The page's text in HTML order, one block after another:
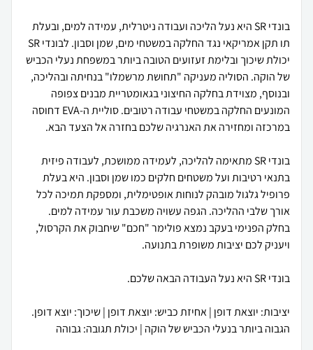
בונדי SR היא נעל הליכה ועבודה ניטרלית, עמידה למים, ובעלת
תו תקן אמריקאי נגד החלקה במשטחי מים, שמן וסבון. לבונדי SR
יכולת שיכוך ובלימת זעזועים הטובה ביותר במשפחת נעלי הכביש
של הוקה. הסוליה מעניקה "תחושת מרשמלו" בנחיתה ובהליכה,
ובנוסף, מצוידת בחלקה החיצוני בגאומטריית מבנים צפופה
המונעים החלקה במשטחי עבודה רטובים. סוליית ה-EVA דחוסה
במרכזה ומחזירה את האנרגיה שלכם בחזרה אל הצעד הבא.
בונדי SR מתאימה להליכה, לעמידה ממושכת, לעבודה פיזית
בתנאי רטיבות ועל משטחים חלקים כמו שמן וסבון. היא בעלת
פרופיל גלגול מובהק לנוחות אופטימלית, ומספקת תמיכה לכל
אורך שלבי ההליכה. הגפה עשויה משכבת עור עמידה למים.
בחלק הפנימי בעקב נמצא פולימר "חכם" שיחבוק את הקרסול,
ויעניק לכם יציבות משופרת בתנועה.
בונדי SR היא נעל העבודה הבאה שלכם.
יציבות: יוצאת דופן | אחיזת כביש: יוצאת דופן | שיכוך: יוצא דופן.
הגבוה ביותר בנעלי הכביש של הוקה | יכולת תגובה: גבוהה